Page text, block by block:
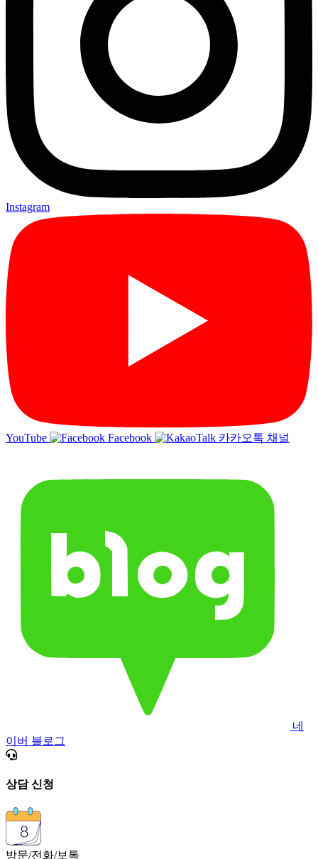
Instagram
YouTube Facebook 카카오톡 채널
네
이버 블로그
상담 신청
방문/전화/보톡